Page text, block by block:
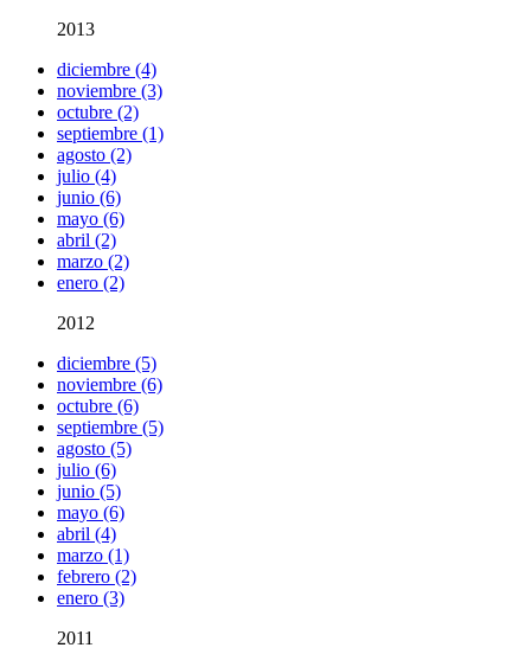
2013
diciembre (4)
noviembre (3)
octubre (2)
septiembre (1)
agosto (2)
julio (4)
junio (6)
mayo (6)
abril (2)
marzo (2)
enero (2)
2012
diciembre (5)
noviembre (6)
octubre (6)
septiembre (5)
agosto (5)
julio (6)
junio (5)
mayo (6)
abril (4)
marzo (1)
febrero (2)
enero (3)
2011